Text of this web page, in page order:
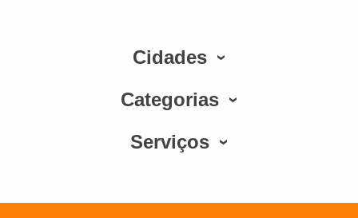
Cidades
Categorias
Serviços